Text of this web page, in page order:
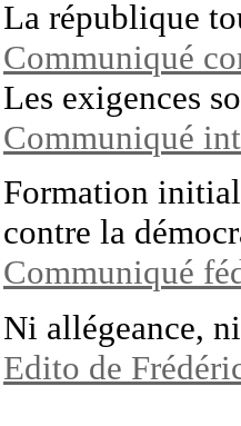
La république
Communiqué
Les exigences
Communiqué
Formation
contre la
Communiqué
Ni allégeance,
Edito de